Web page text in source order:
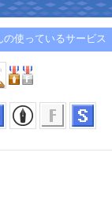
の使っているサービス